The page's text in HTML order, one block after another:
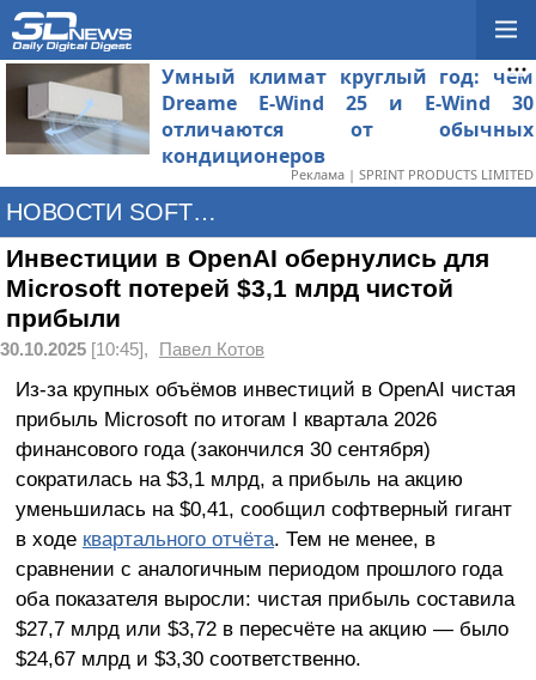
Умный климат круглый год: чем
Dreame E-Wind 25 и E-Wind 30
отличаются от обычных
кондиционеров
Реклама | SPRINT PRODUCTS LIMITED
НОВОСТИ SOFTWARE
Инвестиции в OpenAI обернулись для
Microsoft потерей $3,1 млрд чистой
прибыли
30.10.2025 [10:45], Павел Котов
Из-за крупных объёмов инвестиций в OpenAI чистая
прибыль Microsoft по итогам I квартала 2026
финансового года (закончился 30 сентября)
сократилась на $3,1 млрд, а прибыль на акцию
уменьшилась на $0,41, сообщил софтверный гигант
в ходе квартального отчёта. Тем не менее, в
сравнении с аналогичным периодом прошлого года
оба показателя выросли: чистая прибыль составила
$27,7 млрд или $3,72 в пересчёте на акцию — было
$24,67 млрд и $3,30 соответственно.